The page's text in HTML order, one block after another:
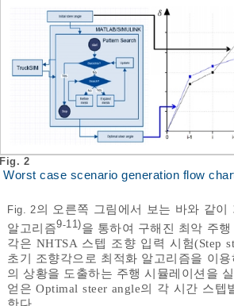
Fig. 2
Worst case scenario generation flow
Fig. 2의 오른쪽 그림에서 보는 바와 같
알고리즘9-11)을 통하여 구해진 최악 주
각은 NHTSA 스텝 조향 입력 시험(Step
초기 조향각으로 최적화 알고리즘을 이
의 상황을 도출하는 주행 시뮬레이션을
얻은 Optimal steer angle의 각 시간 스